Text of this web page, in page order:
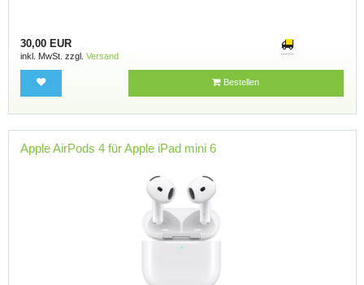
30,00 EUR
inkl. MwSt. zzgl. Versand
Bestellen
Apple AirPods 4 für Apple iPad mini 6